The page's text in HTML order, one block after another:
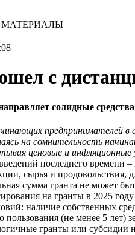
МАТЕРИАЛЫ
с
солидные
предпринимателей
на сомнительность
ценовые и инфляционные
последнего времени –
сырья и продовольствия,
сумма гранта не может
на гранты в 2025
наличие собственных
пользования (не менее 5
гранты или субсидии